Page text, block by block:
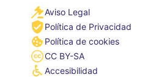
Aviso Legal
Política de Privacidad
Política de cookies
CC BY-SA
Accesibilidad